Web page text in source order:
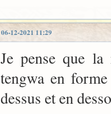
06-12-2021 11:29
Je pense que
tengwa en
dessus et en